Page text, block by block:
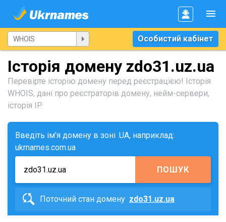
Особистий кабінет
Історія домену zdo31.uz.ua
Перевірте історію домену перед реєстрацією! Історія
WHOIS, дані про реєстраторів домену, нейм-сервери,
історія IP.
Введіть ім'я домену в зоні .UA, наприклад:
ukrnames.com.ua
ПОШУК
Поточний стан домену zdo31.uz.ua